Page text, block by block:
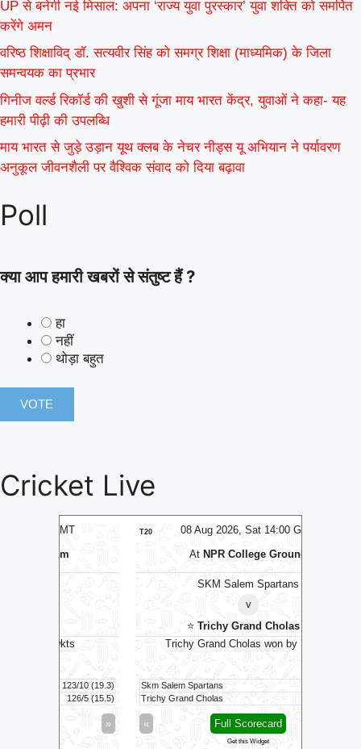
UP से बनेगी नई मिसाल: अपना ‘राज्य युवा पुरस्कार’ युवा शक्ति को समर्पित
करेंगे अमन
वरिष्ठ शिक्षाविद् डॉ. सत्यवीर सिंह को समग्र शिक्षा (माध्यमिक) के जिला
समन्वयक का प्रभार
गिनीज वर्ल्ड रिकॉर्ड की खुशी से गूंजा माय भारत केंद्र, युवाओं ने कहा- यह
हमारी पीढ़ी की उपलब्धि
माय भारत से जुड़े उड़ान यूथ क्लब के नेचर नीड्स यू अभियान ने पर्यावरण
अनुकूल जीवनशैली पर वैश्विक संवाद को दिया बढ़ावा
Poll
क्या आप हमारी खबरों से संतुष्ट हैं ?
हा
नहीं
थोड़ा बहुत
Cricket Live
08 Aug 2026, Sat 14:00 GMT
T20
NPR College Ground
SKM Salem Spartans
Trichy Grand Cholas⭐
Trichy Grand Cholas won by 7 wkts
Skm Salem Spartans
152/9 (20)
Trichy Grand Cholas
155/3 (17)
»
Full Scorecard
Get this Widget